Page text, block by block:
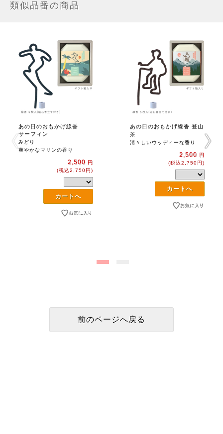
類似品番の商品
あの日のおもかげ線香
サーフィン
みどり
爽やかなマリンの香り
2,500 円
(税込2,750円)
あの日のおもかげ線香 登山
茶
清々しいウッディーな香り
2,500 円
(税込2,750円)